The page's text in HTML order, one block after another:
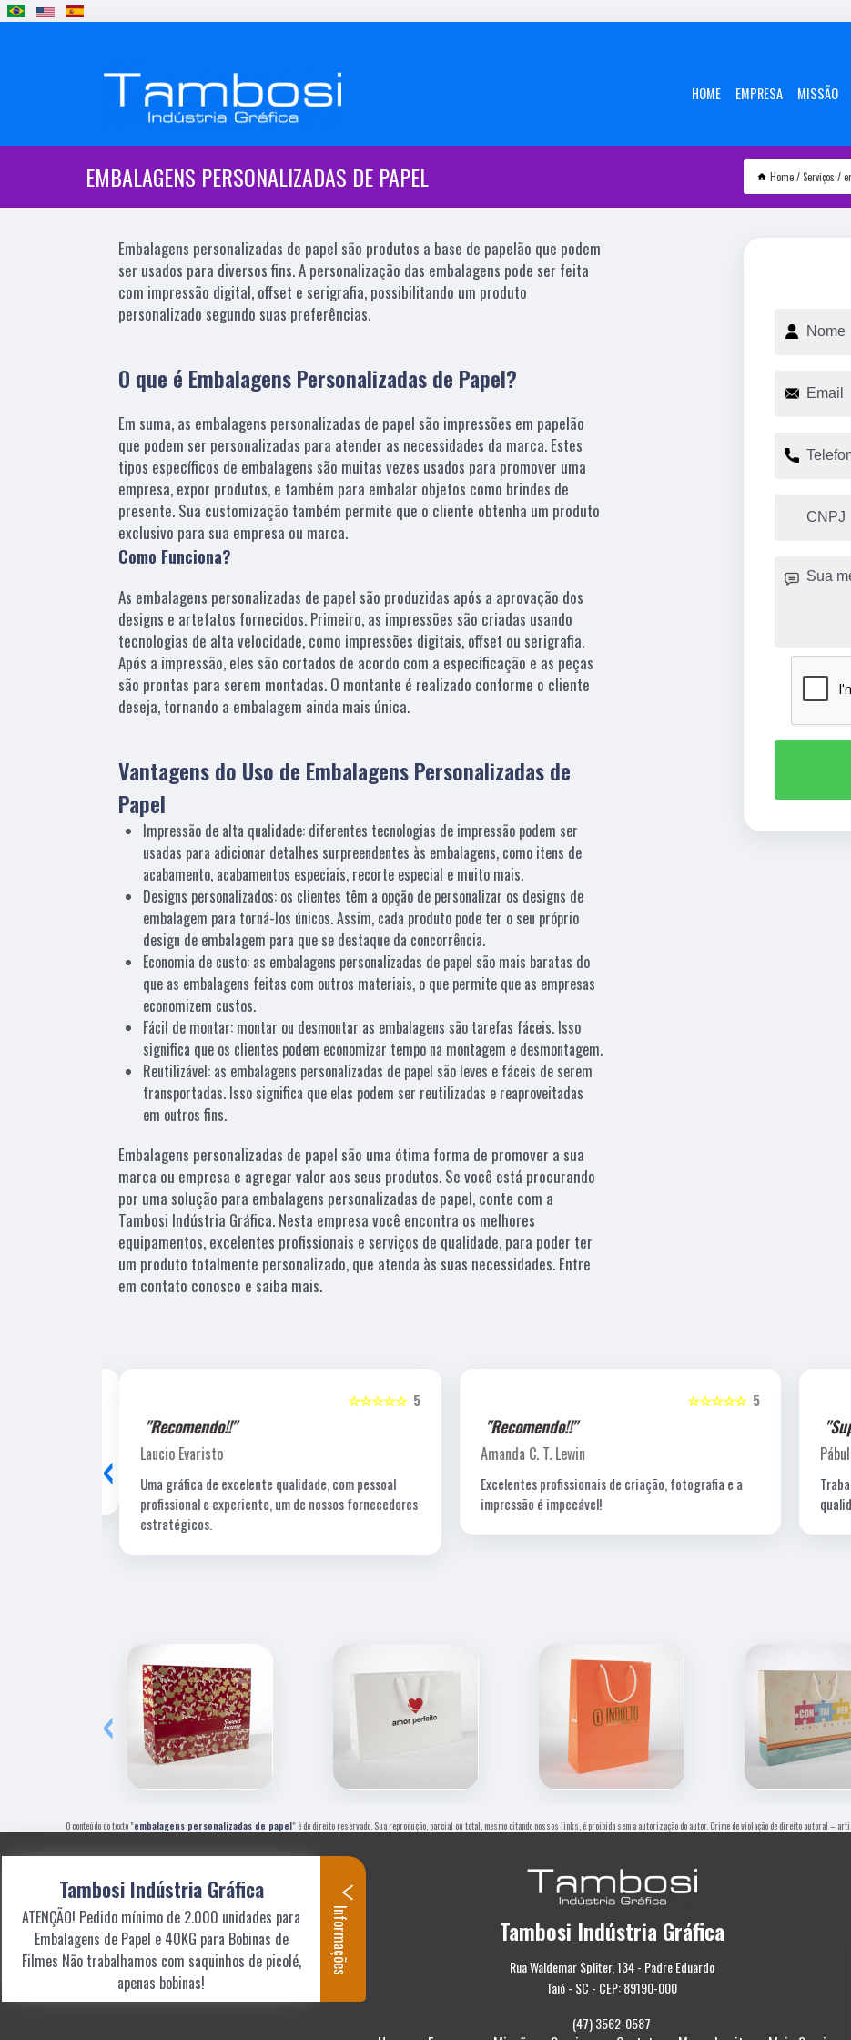
HOME EMPRESA MISSÃO
EMBALAGENS PERSONALIZADAS DE PAPEL Home Serviços
Embalagens personalizadas de papel são produtos a base de papelão que podem
ser usados para diversos fins. A personalização das embalagens pode ser feita
com impressão digital, offset e serigrafia, possibilitando um produto
personalizado segundo suas preferências.
O que é Embalagens Personalizadas de Papel?
Em suma, as embalagens personalizadas de papel são impressões em papelão
que podem ser personalizadas para atender as necessidades da marca. Estes
tipos específicos de embalagens são muitas vezes usados para promover uma
empresa, expor produtos, e também para embalar objetos como brindes de
presente. Sua customização também permite que o cliente obtenha um produto
exclusivo para sua empresa ou marca.
Como Funciona?
As embalagens personalizadas de papel são produzidas após a aprovação dos
designs e artefatos fornecidos. Primeiro, as impressões são criadas usando
tecnologias de alta velocidade, como impressões digitais, offset ou serigrafia.
Após a impressão, eles são cortados de acordo com a especificação e as peças
são prontas para serem montadas. O montante é realizado conforme o cliente
deseja, tornando a embalagem ainda mais única.
Vantagens do Uso de Embalagens Personalizadas de
Papel
Impressão de alta qualidade: diferentes tecnologias de impressão podem ser
usadas para adicionar detalhes surpreendentes às embalagens, como itens de
acabamento, acabamentos especiais, recorte especial e muito mais.
Designs personalizados: os clientes têm a opção de personalizar os designs de
embalagem para torná-los únicos. Assim, cada produto pode ter o seu próprio
design de embalagem para que se destaque da concorrência.
Economia de custo: as embalagens personalizadas de papel são mais baratas do
que as embalagens feitas com outros materiais, o que permite que as empresas
economizem custos.
Fácil de montar: montar ou desmontar as embalagens são tarefas fáceis. Isso
significa que os clientes podem economizar tempo na montagem e desmontagem.
Reutilizável: as embalagens personalizadas de papel são leves e fáceis de serem
transportadas. Isso significa que elas podem ser reutilizadas e reaproveitadas
em outros fins.
Embalagens personalizadas de papel são uma ótima forma de promover a sua
marca ou empresa e agregar valor aos seus produtos. Se você está procurando
por uma solução para embalagens personalizadas de papel, conte com a
Tambosi Indústria Gráfica. Nesta empresa você encontra os melhores
equipamentos, excelentes profissionais e serviços de qualidade, para poder ter
um produto totalmente personalizado, que atenda às suas necessidades. Entre
em contato conosco e saiba mais.
5
☆☆☆☆☆
"Recomendo!!"
Laucio Evaristo
Uma gráfica de excelente qualidade, com pessoal
profissional e experiente, um de nossos fornecedores
estratégicos.
5
☆☆☆☆☆
"Recomendo!!"
Amanda C. T. Lewin
Excelentes profissionais de criação, fotografia e a
impressão é impecável!
‹
‹
O conteúdo do texto "embalagens personalizadas de papel" é de direito reservado. Sua reprodução, parcial ou total, mesmo citando nossos links, é proibida sem a autorização do autor. Crime de violação de direito autoral –
Tambosi Indústria Gráfica
Rua Waldemar Spliter, 134 - Padre Eduardo
Taió - SC - CEP: 89190-000
(47) 3562-0587
Tambosi Indústria Gráfica
ATENÇÃO! Pedido mínimo de 2.000 unidades para
Embalagens de Papel e 40KG para Bobinas de
Filmes Não trabalhamos com saquinhos de picolé,
apenas bobinas!
Informações